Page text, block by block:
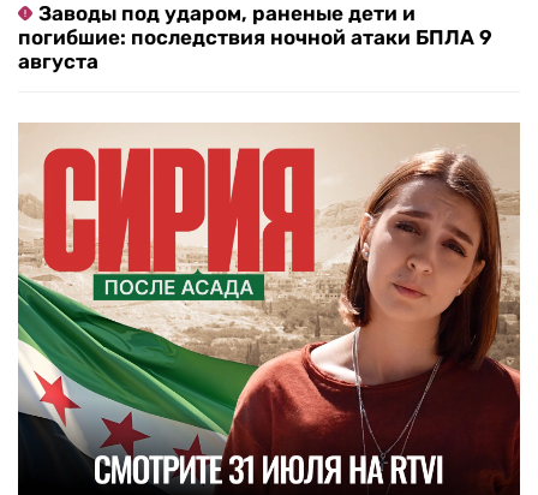
Заводы под ударом, раненые дети и
погибшие: последствия ночной атаки БПЛА 9
августа